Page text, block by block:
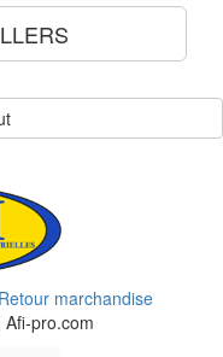
Retour marchandise
pro.com